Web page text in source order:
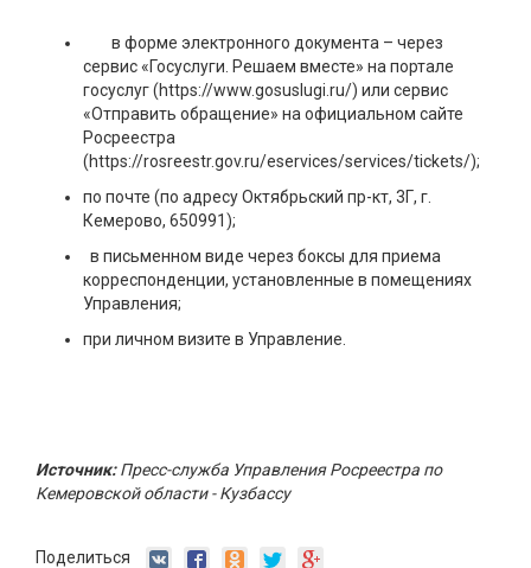
в форме электронного документа – через
сервис «Госуслуги. Решаем вместе» на портале
госуслуг (https://www.gosuslugi.ru/) или сервис
«Отправить обращение» на официальном сайте
Росреестра
(https://rosreestr.gov.ru/eservices/services/tickets/);
по почте (по адресу Октябрьский пр-кт, 3Г, г.
Кемерово, 650991);
в письменном виде через боксы для приема
корреспонденции, установленные в помещениях
Управления;
при личном визите в Управление.
Источник:Пресс-служба Управления Росреестра по
Кемеровской области - Кузбассу
Поделиться